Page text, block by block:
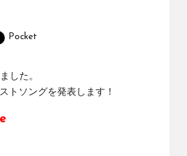
Pocket
した。
トソングを発表します！